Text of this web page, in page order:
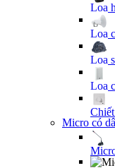
Loa
Loa
Loa
Loa
Micro có